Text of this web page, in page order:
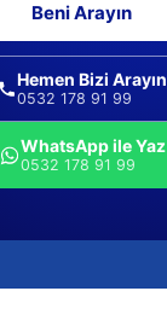
Beni Arayın
Hemen Bizi Arayın
0532 178 91 99
WhatsApp ile Yaz
0532 178 91 99